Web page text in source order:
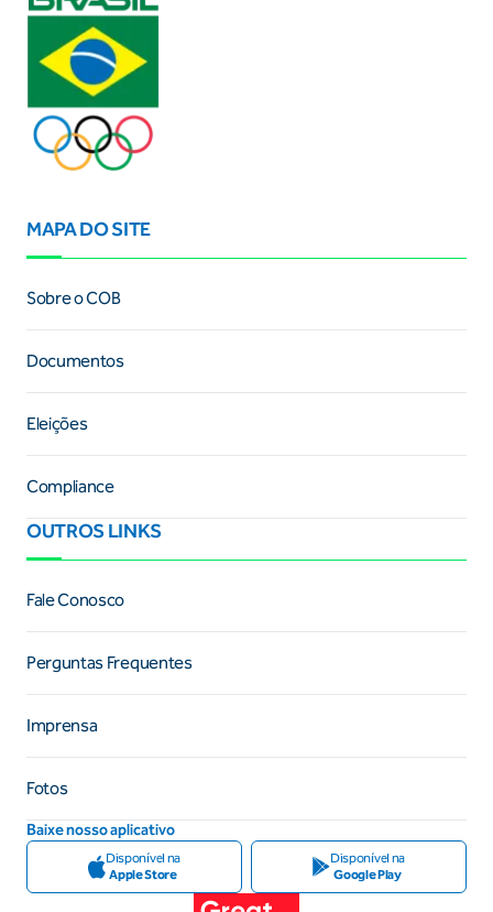
MAPA DO SITE
Sobre o COB
Documentos
Eleições
Compliance
OUTROS LINKS
Fale Conosco
Perguntas Frequentes
Imprensa
Fotos
Baixe nosso aplicativo
Disponível na
Apple Store
Disponível na
Google Play